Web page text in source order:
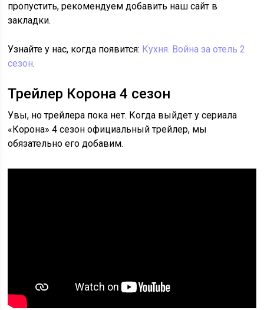
пропустить, рекомендуем добавить наш сайт в
закладки.
Узнайте у нас, когда появится: Кухня. Война за отель 2
сезон.
Трейлер Корона 4 сезон
Увы, но трейлера пока нет. Когда выйдет у сериала
«Корона» 4 сезон официальный трейлер, мы
обязательно его добавим.